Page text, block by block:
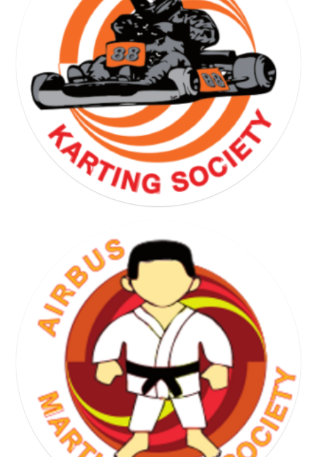
YOGA GYMNASTICS SOCIETY